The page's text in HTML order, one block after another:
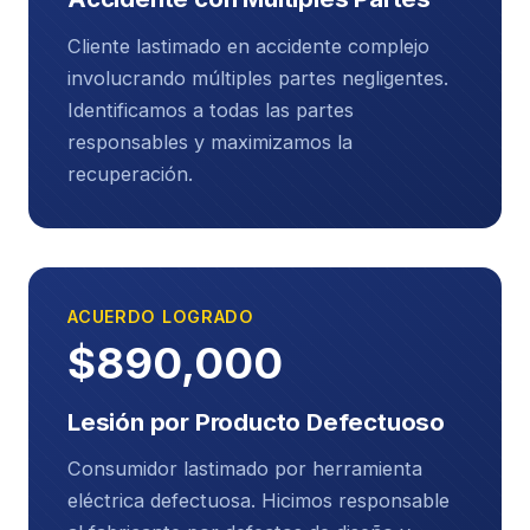
trabajo o ganar lo mismo.
: reparación o reemplazo
de su vehículo y objetos personales dañados.
Gastos de bolsillo: transporte a citas médicas,
modificaciones al hogar, cuidado de niños
Daños no económicos (impacto en su
vida)
Dolor y sufrimiento: el dolor físico y la angustia
emocional causados por sus lesiones.
Angustia emocional
estrés postraumático, insomnio.
Pérdida de disfrute de la vida: cuando sus
Cliente lastimado en accidente complejo
involucrando múltiples partes negligentes.
Identificamos a todas las partes
responsables y maximizamos la
recuperación.
ACUERDO LOGRADO
$890,000
Lesión por Producto Defectuoso
Consumidor lastimado por herramienta
eléctrica defectuosa. Hicimos responsable